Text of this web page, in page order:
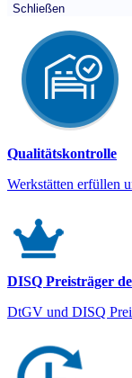
Schließen
Qualitätskontrolle
Werkstätten erfüllen
DISQ Preisträger
DtGV und DISQ